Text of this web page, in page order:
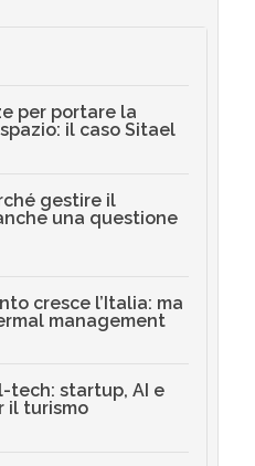
per portare la
il caso Sitael
gestire il
una questione
cresce l’Italia: ma
management
tech: startup, AI e
il turismo